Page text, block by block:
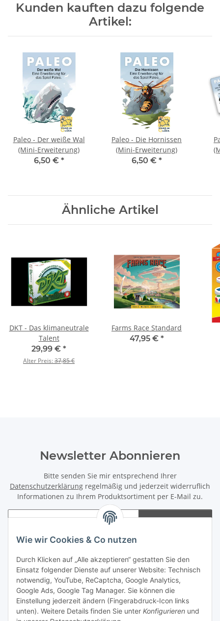
Wie wir Cookies & Co nutzen
Durch Klicken auf „Alle akzeptieren“ gestatten Sie den
Einsatz folgender Dienste auf unserer Website: Technisch
notwendig, YouTube, ReCaptcha, Google Analytics,
Google Ads, Google Tag Manager. Sie können die
Einstellung jederzeit ändern (Fingerabdruck-Icon links
unten). Weitere Details finden Sie unter Konfigurieren und
Kunden kauften dazu folgende
Artikel:
Paleo - Der weiße Wal
(Mini-Erweiterung)
6,50 € *
Paleo - Die Hornissen
(Mini-Erweiterung)
6,50 € *
Ähnliche Artikel
DKT - Das klimaneutrale
Talent
29,99 € *
Alter Preis:37,85 €
Farms Race Standard
47,95 € *
Newsletter Abonnieren
Bitte senden Sie mir entsprechend Ihrer
Datenschutzerklärung regelmäßig und jederzeit widerruflich
Informationen zu Ihrem Produktsortiment per E-Mail zu.
Abonnieren
Newsletter Abonnieren
Informationen
Gesetzliche Informationen
Spieletreffs in Jülich & Umgebung